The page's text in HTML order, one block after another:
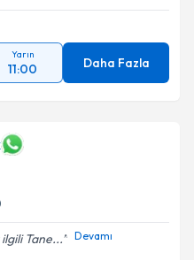
Yarın
11:00 Daha Fazla
Tane... Devamı